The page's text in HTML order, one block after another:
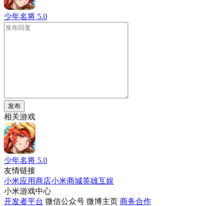
少年名将 5.0
发布
相关游戏
少年名将 5.0
友情链接
小米应用商店小米商城英雄互娱
小米游戏中心
开发者平台 微信公众号 微博主页 商务合作